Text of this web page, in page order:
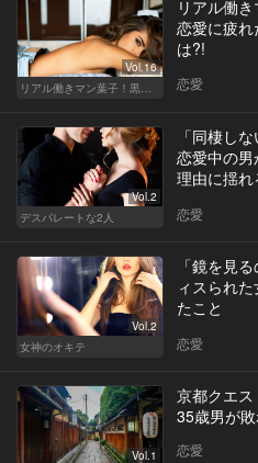
Vol.16
リアル働
恋愛に疲
は?!
恋愛
Vol.2
デスパレートな2人
「同棲し
恋愛中の
理由に揺
恋愛
Vol.2
女神のオキテ
「鏡を見
ィスられ
たこと
恋愛
Vol.1
京都クエ
35歳男が
恋愛